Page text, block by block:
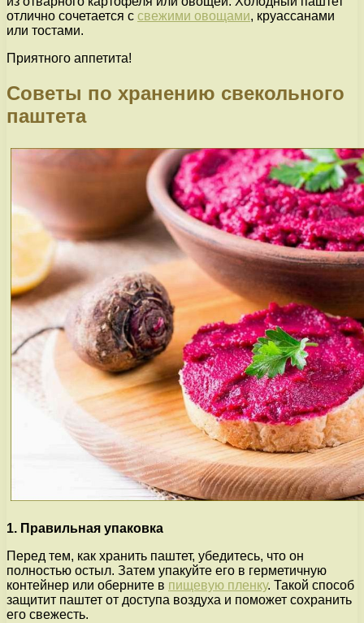
отлично сочетается с свежими овощами, круассанами
или тостами.
Приятного аппетита!
Советы по хранению свекольного
паштета
1. Правильная упаковка
Перед тем, как хранить паштет, убедитесь, что он
полностью остыл. Затем упакуйте его в герметичную
контейнер или оберните в пищевую пленку. Такой способ
защитит паштет от доступа воздуха и поможет сохранить
его свежесть.